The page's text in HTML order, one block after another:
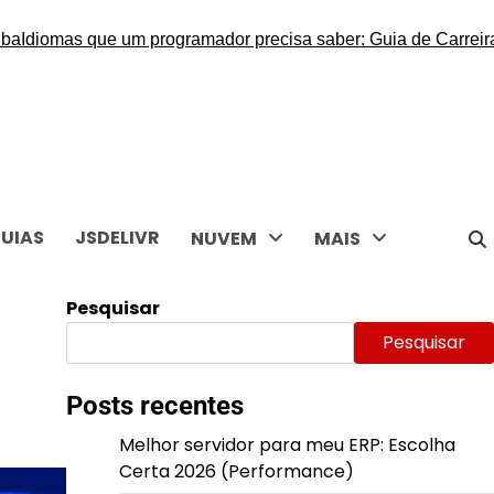
que um programador precisa saber: Guia de Carreira
JSDELIVR NUVEM MAIS
Pesquisar
Pesquisar
Posts recentes
Melhor servidor para meu ERP: Escolha
Certa 2026 (Performance)